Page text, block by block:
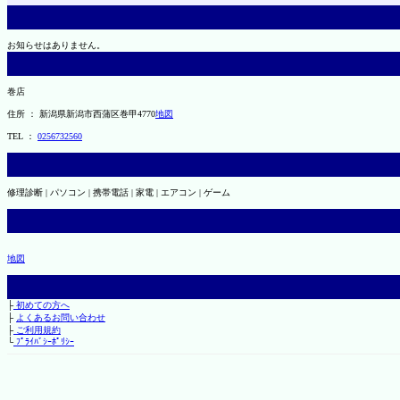
お知らせはありません。
巻店
住所 ： 新潟県新潟市西蒲区巻甲4770地図
TEL ： 0256732560
修理診断 | パソコン | 携帯電話 | 家電 | エアコン | ゲーム
地図
├初めての方へ
├ よくあるお問い合わせ
├ご利用規約
└ﾌﾟﾗｲﾊﾞｼｰﾎﾟﾘｼｰ